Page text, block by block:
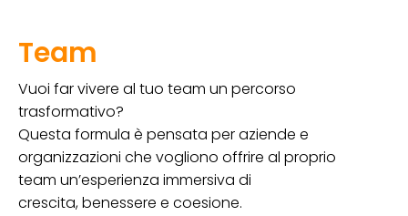
Team
Vuoi far vivere al tuo team un percorso
trasformativo?
Questa formula è pensata per aziende e
organizzazioni che vogliono offrire al proprio
team un’esperienza immersiva di
crescita, benessere e coesione.